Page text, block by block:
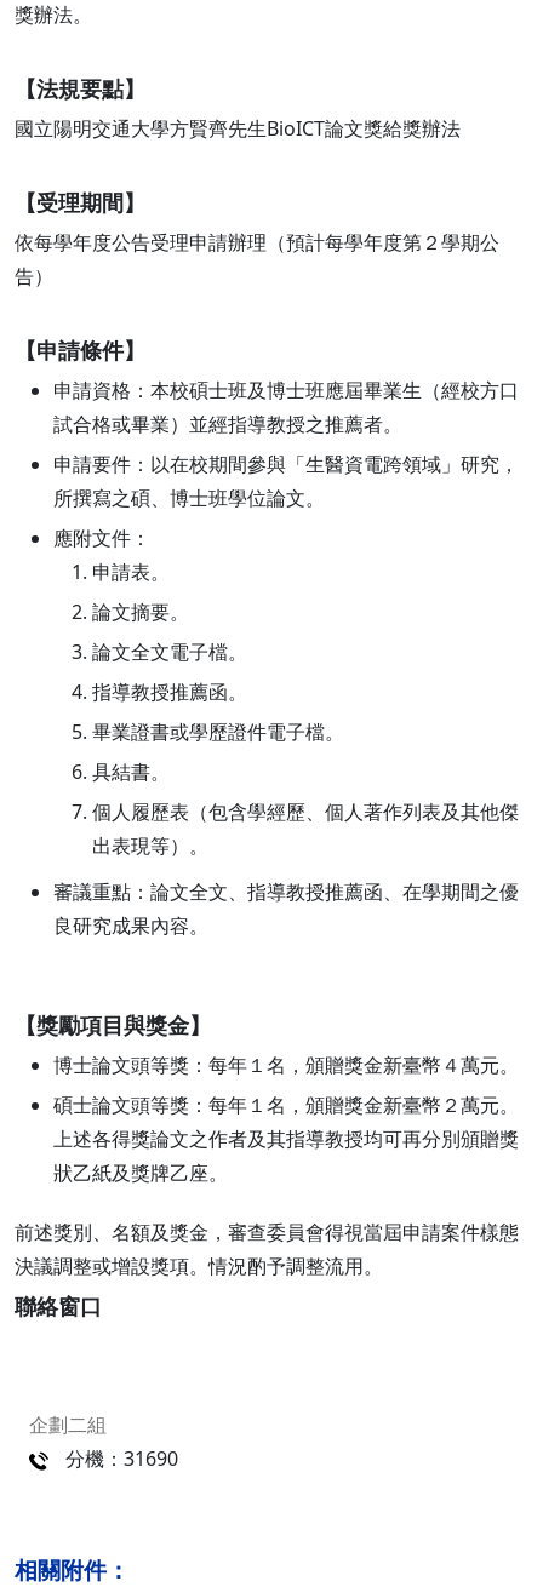
獎辦法。
【法規要點】
國立陽明交通大學方賢齊先生BioICT論文獎給獎辦法
【受理期間】
依每學年度公告受理申請辦理（預計每學年度第２學期公
告）
【申請條件】
申請資格：本校碩士班及博士班應屆畢業生（經校方口
試合格或畢業）並經指導教授之推薦者。
申請要件：以在校期間參與「生醫資電跨領域」研究，
所撰寫之碩、博士班學位論文。
應附文件：
申請表。
論文摘要。
論文全文電子檔。
指導教授推薦函。
畢業證書或學歷證件電子檔。
具結書。
個人履歷表（包含學經歷、個人著作列表及其他傑
出表現等）。
審議重點：論文全文、指導教授推薦函、在學期間之優
良研究成果內容。
【獎勵項目與獎金】
博士論文頭等獎：每年１名，頒贈獎金新臺幣４萬元。
碩士論文頭等獎：每年１名，頒贈獎金新臺幣２萬元。
上述各得獎論文之作者及其指導教授均可再分別頒贈獎
狀乙紙及獎牌乙座。
前述獎別、名額及獎金，審查委員會得視當屆申請案件樣態
決議調整或增設獎項。情況酌予調整流用。
聯絡窗口
企劃二組
分機：31690
相關附件：